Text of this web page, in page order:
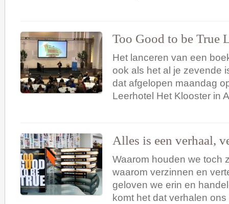
Too Good to be True
Het lanceren van een
ook als het al je zevende
dat afgelopen maandag
Leerhotel Het Klooster in
Alles is een verhaal,
Waarom houden we toch
waarom verzinnen en
geloven we erin en
komt het dat verhalen